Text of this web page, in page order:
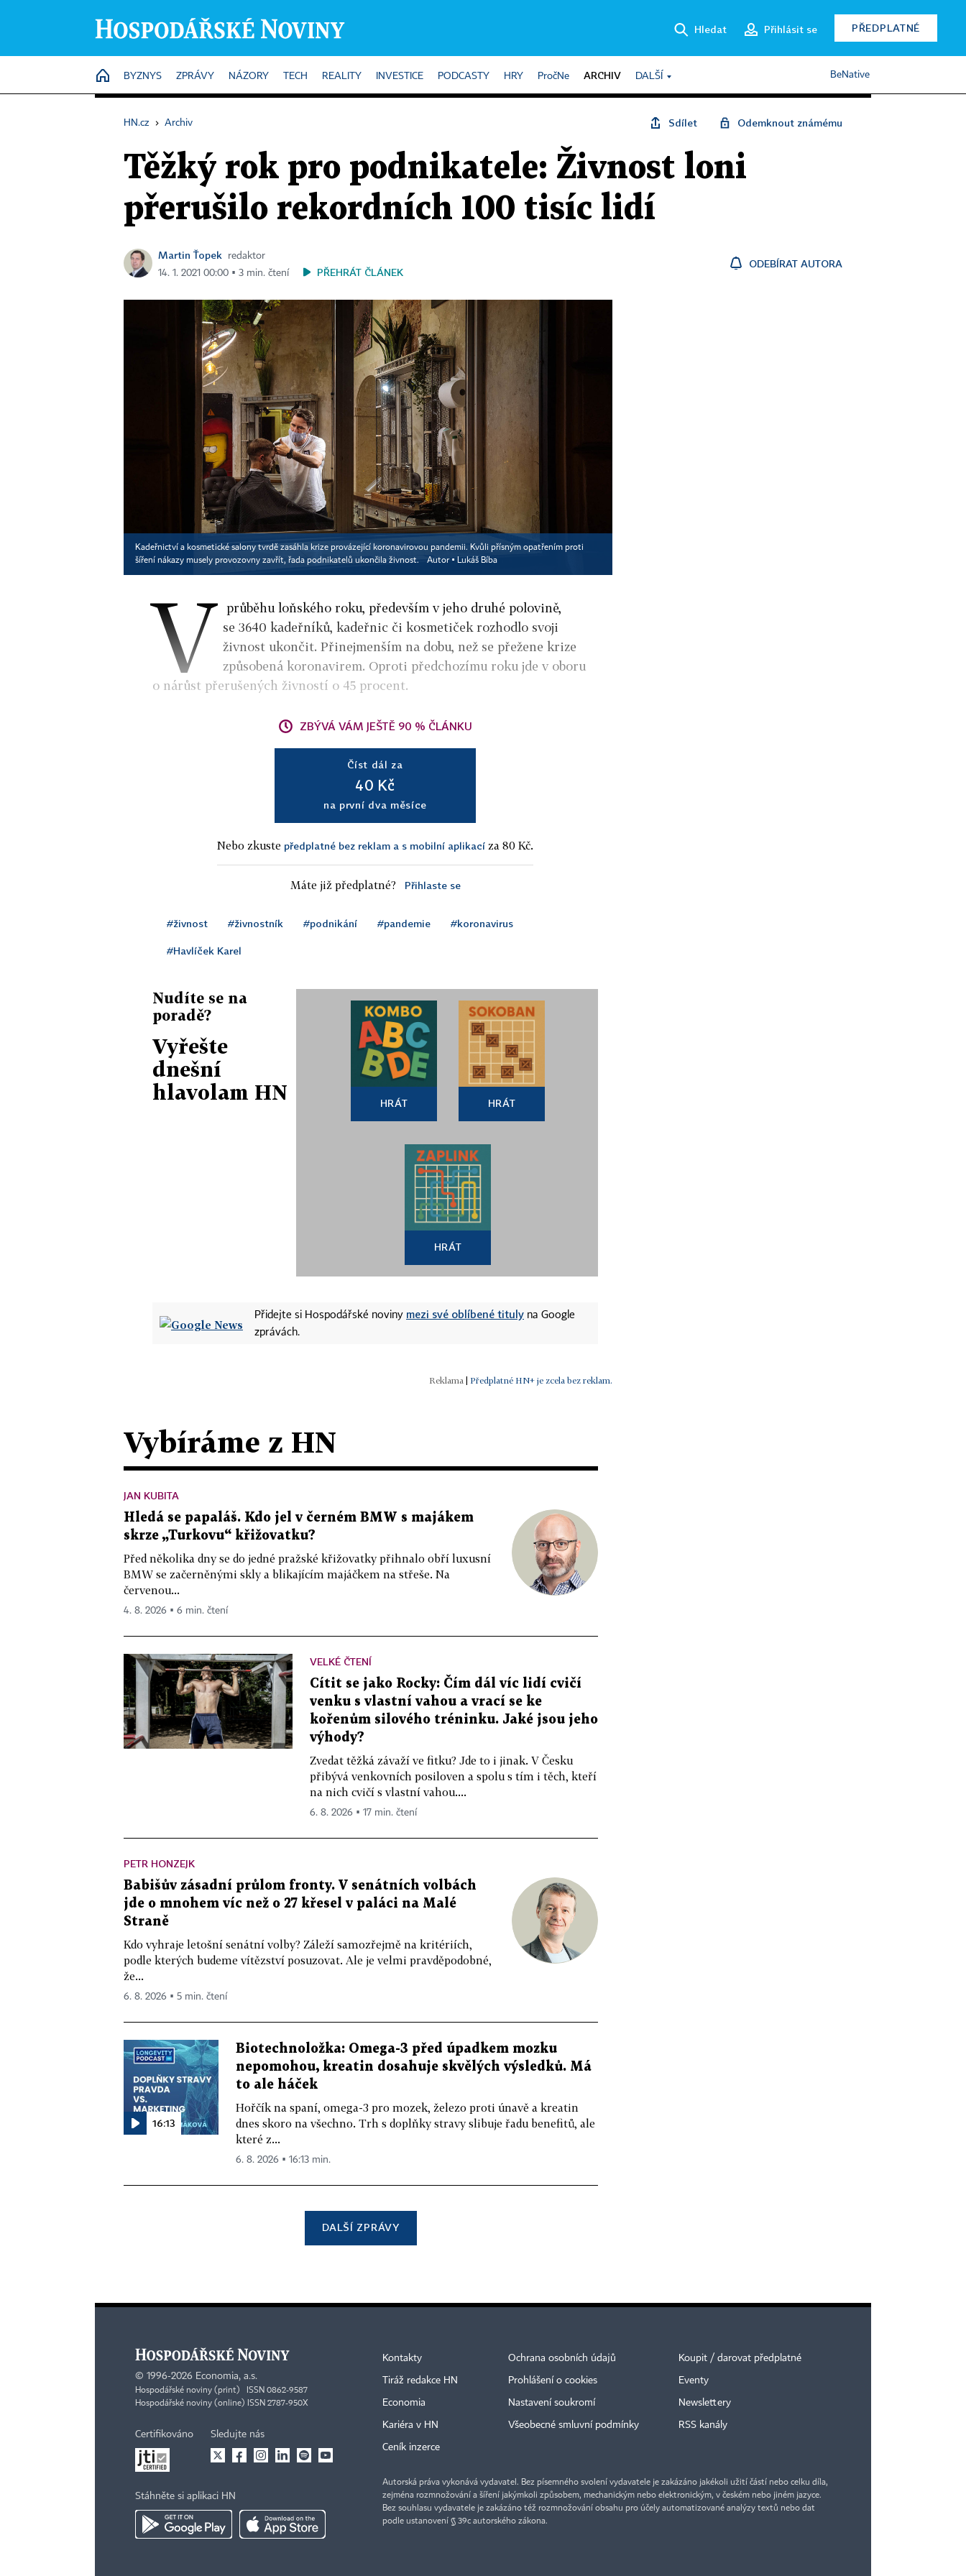
Hledat Přihlásit se PŘEDPLATNÉ
HOME
BYZNYS ZPRÁVY NÁZORY TECH REALITY INVESTICE PODCASTY HRY PročNe ARCHIV DALŠÍ BeNative
HN.cz › Archiv Sdílet Odemknout známému
Těžký rok pro podnikatele: Živnost loni
přerušilo rekordních 100 tisíc lidí
Martin Ťopek
redaktor
14. 1. 2021 00:00 ▪ 3 min. čtení
PŘEHRÁT ČLÁNEK
ODEBÍRAT AUTORA
Kadeřnictví a kosmetické salony tvrdě zasáhla krize provázející koronavirovou pandemii. Kvůli přísným opatřením proti
šíření nákazy musely provozovny zavřít, řada podnikatelů ukončila živnost.
Autor ▪ Lukáš Bíba
V průběhu loňského roku, především v jeho druhé polovině,
se 3640 kadeřníků, kadeřnic či kosmetiček rozhodlo svoji
živnost ukončit. Přinejmenším na dobu, než se přežene krize
způsobená koronavirem. Oproti předchozímu roku jde v oboru
o nárůst přerušených živností o 45 procent.
ZBÝVÁ VÁM JEŠTĚ 90 % ČLÁNKU
Číst dál za
40 Kč
na první dva měsíce
Nebo zkuste předplatné bez reklam a s mobilní aplikací za 80 Kč.
Máte již předplatné? Přihlaste se
#živnost #živnostník #podnikání #pandemie #koronavirus
#Havlíček Karel
Nudíte se na
poradě?
Vyřešte
dnešní
hlavolam HN
HRÁT HRÁT
HRÁT
Přidejte si Hospodářské noviny mezi své oblíbené tituly na Google
zprávách.
| Předplatné HN+ je zcela bez reklam.
Vybíráme z HN
JAN KUBITA
Hledá se papaláš. Kdo jel v černém BMW s majákem
skrze „Turkovu“ křižovatku?
Před několika dny se do jedné pražské křižovatky přihnalo obří luxusní
BMW se začerněnými skly a blikajícím majáčkem na střeše. Na
červenou...
4. 8. 2026 ▪ 6 min. čtení
VELKÉ ČTENÍ
Cítit se jako Rocky: Čím dál víc lidí cvičí
venku s vlastní vahou a vrací se ke
kořenům silového tréninku. Jaké jsou jeho
výhody?
Zvedat těžká závaží ve fitku? Jde to i jinak. V Česku
přibývá venkovních posiloven a spolu s tím i těch, kteří
na nich cvičí s vlastní vahou....
6. 8. 2026 ▪ 17 min. čtení
PETR HONZEJK
Babišův zásadní průlom fronty. V senátních volbách
jde o mnohem víc než o 27 křesel v paláci na Malé
Straně
Kdo vyhraje letošní senátní volby? Záleží samozřejmě na kritériích,
podle kterých budeme vítězství posuzovat. Ale je velmi pravděpodobné,
že...
6. 8. 2026 ▪ 5 min. čtení
16:13
Biotechnoložka: Omega-3 před úpadkem mozku
nepomohou, kreatin dosahuje skvělých výsledků. Má
to ale háček
Hořčík na spaní, omega-3 pro mozek, železo proti únavě a kreatin
dnes skoro na všechno. Trh s doplňky stravy slibuje řadu benefitů, ale
které z...
6. 8. 2026 ▪ 16:13 min.
DALŠÍ ZPRÁVY
© 1996-2026 Economia, a.s.
Hospodářské noviny (print) ISSN 0862-9587
Hospodářské noviny (online) ISSN 2787-950X
Certifikováno Sledujte nás
Stáhněte si aplikaci HN
Kontakty
Tiráž redakce HN
Economia
Kariéra v HN
Ceník inzerce
Ochrana osobních údajů
Prohlášení o cookies
Nastavení soukromí
Všeobecné smluvní podmínky
Koupit / darovat předplatné
Eventy
Newslettery
RSS kanály
Autorská práva vykonává vydavatel. Bez písemného svolení vydavatele je zakázáno jakékoli užití částí nebo celku díla,
zejména rozmnožování a šíření jakýmkoli způsobem, mechanickým nebo elektronickým, v českém nebo jiném jazyce.
Bez souhlasu vydavatele je zakázáno též rozmnožování obsahu pro účely automatizované analýzy textů nebo dat
podle ustanovení § 39c autorského zákona.